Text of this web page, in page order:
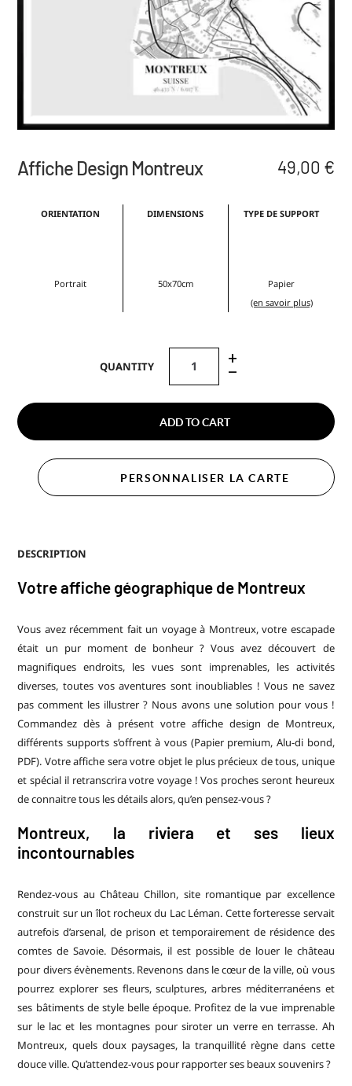
Affiche Design Montreux 49,00 €
ORIENTATION
Portrait
DIMENSIONS
50x70cm
TYPE DE SUPPORT
Papier
(en savoir plus)
QUANTITY +
–
ADD TO CART
PERSONNALISER LA CARTE
DESCRIPTION
Votre affiche géographique de Montreux
Vous avez récemment fait un voyage à Montreux, votre escapade
était un pur moment de bonheur ? Vous avez découvert de
magnifiques endroits, les vues sont imprenables, les activités
diverses, toutes vos aventures sont inoubliables ! Vous ne savez
pas comment les illustrer ? Nous avons une solution pour vous !
Commandez dès à présent votre affiche design de Montreux,
différents supports s’offrent à vous (Papier premium, Alu-dibond,
PDF). Votre affiche sera votre objet le plus précieux de tous, unique
et spécial il retranscrira votre voyage ! Vos proches seront heureux
de connaitre tous les détails alors, qu’en pensez-vous ?
Montreux, la riviera et ses lieux
incontournables
Rendez-vous au Château Chillon, site romantique par excellence
construit sur un îlot rocheux du Lac Léman. Cette forteresse servait
autrefois d’arsenal, de prison et temporairement de résidence des
comtes de Savoie. Désormais, il est possible de louer le château
pour divers évènements. Revenons dans le cœur de la ville, où vous
pourrez explorer ses fleurs, sculptures, arbres méditerranéens et
ses bâtiments de style belle époque. Profitez de la vue imprenable
sur le lac et les montagnes pour siroter un verre en terrasse. Ah
Montreux, quels doux paysages, la tranquillité règne dans cette
douce ville. Qu’attendez-vous pour rapporter ses beaux souvenirs ?